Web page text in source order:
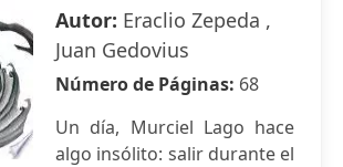
Autor: Eraclio Zepeda ,
Juan Gedovius
Número de Páginas: 68
Un día, Murciel Lago hace
algo insólito: salir durante el